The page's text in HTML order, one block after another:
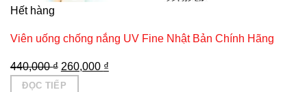
Hết hàng
Viên uống chống nắng UV Fine Nhật Bản Chính Hãng
440,000₫ Giá
gốc
260,000 ₫Giá
ĐỌC TIẾP